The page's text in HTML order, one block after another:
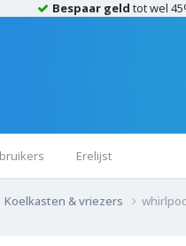
Bespaar geld tot wel
Erelijst
Koelkasten & vriezers